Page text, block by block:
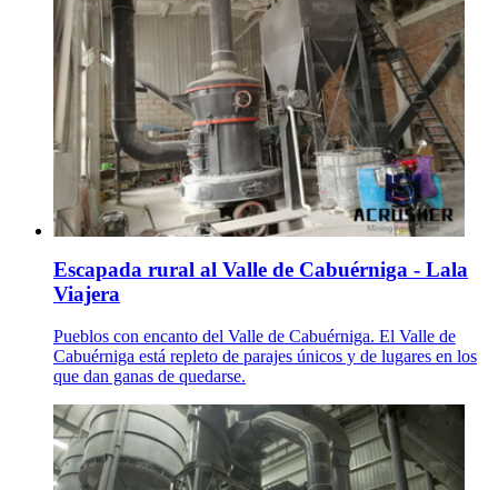
Escapada rural al Valle de Cabuérniga - Lala
Viajera
Pueblos con encanto del Valle de Cabuérniga. El Valle de
Cabuérniga está repleto de parajes únicos y de lugares en los
que dan ganas de quedarse.